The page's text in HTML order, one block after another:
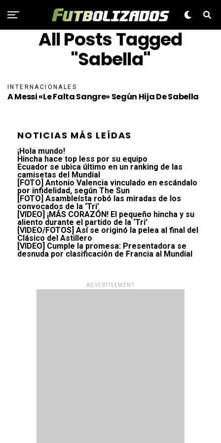
All Posts Tagged
"Sabella"
INTERNACIONALES
A Messi «le Falta Sangre» Según Hija De Sabella
NOTICIAS MÁS LEÍDAS
¡Hola mundo!
Hincha hace top less por su equipo
Ecuador se ubica último en un ranking de las
camisetas del Mundial
[FOTO] Antonio Valencia vinculado en escándalo
por infidelidad, según The Sun
[FOTO] Asambleísta robó las miradas de los
convocados de la ‘Tri’
[VIDEO] ¡MÁS CORAZÓN! El pequeño hincha y su
aliento durante el partido de la ‘Tri’
[VIDEO/FOTOS] Así se originó la pelea al final del
Clásico del Astillero
[VIDEO] Cumple la promesa: Presentadora se
desnuda por clasificación de Francia al Mundial
ADVERTISEMENT